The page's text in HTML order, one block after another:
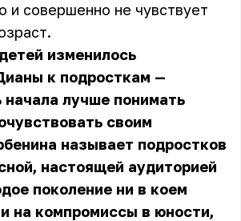
и совершенно не чувствует
изменилось
к подросткам —
начала лучше понимать
своим
называет подростков
настоящей аудиторией
поколение ни в коем
на компромиссы в юности,